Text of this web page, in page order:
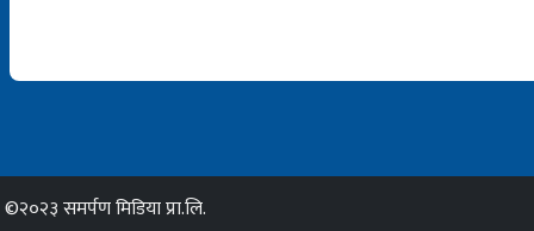
©२०२३ समर्पण मिडिया प्रा.लि.